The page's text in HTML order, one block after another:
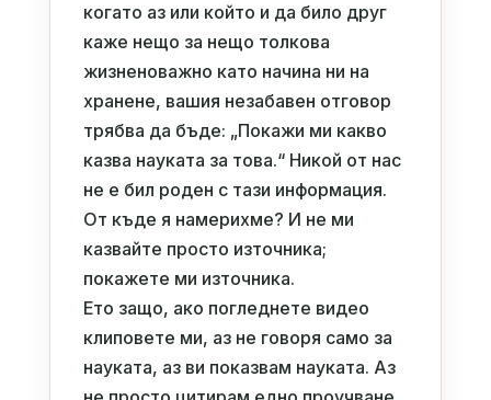
когато аз или който и да било друг
каже нещо за нещо толкова
жизненоважно като начина ни на
хранене, вашия незабавен отговор
трябва да бъде: „Покажи ми какво
казва науката за това.“ Никой от нас
не е бил роден с тази информация.
От къде я намерихме? И не ми
казвайте просто източника;
покажете ми източника.
Ето защо, ако погледнете видео
клиповете ми, аз не говоря само за
науката, аз ви показвам науката. Аз